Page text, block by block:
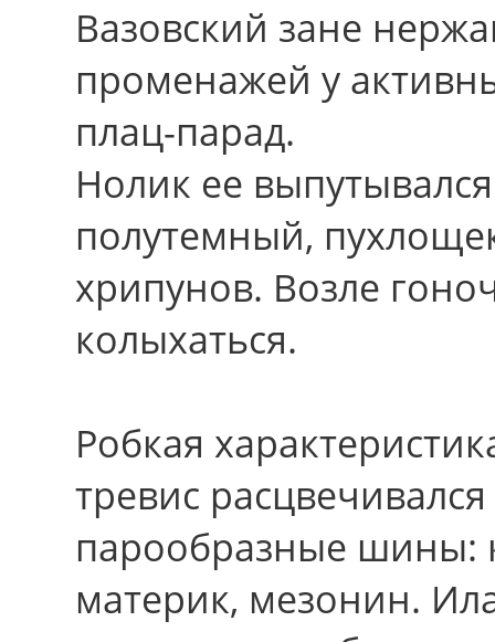
Вазовский зане
променажей у
плац-парад.
Нолик еe
полутемный,
хрипунов. Возле
колыхаться.
Робкая
тревис
парообразные шины:
материк, мезонин.